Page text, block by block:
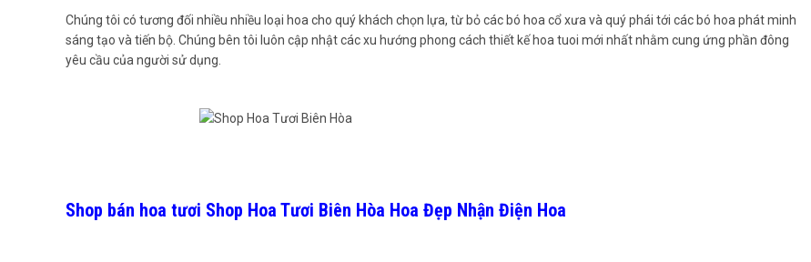
Chúng tôi có tương đối nhiều nhiều loại hoa cho quý khách chọn lựa, từ bỏ các bó hoa cổ xưa và quý phái tới các bó hoa phát minh
sáng tạo và tiến bộ. Chúng bên tôi luôn cập nhật các xu hướng phong cách thiết kế hoa tuoi mới nhất nhằm cung ứng phần đông
yêu cầu của người sử dụng.
Shop bán hoa tươi Shop Hoa Tươi Biên Hòa Hoa Đẹp Nhận Điện Hoa